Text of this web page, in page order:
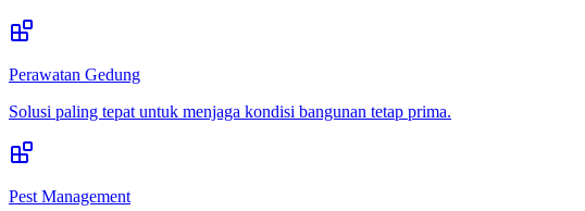
Perawatan Gedung
Solusi paling tepat untuk menjaga kondisi bangunan tetap prima.
Pest Management